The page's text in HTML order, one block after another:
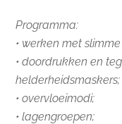
Programma:
• werken met
• doordrukken en
helderheidsmaskers;
• overvloeimodi;
• lagengroepen;